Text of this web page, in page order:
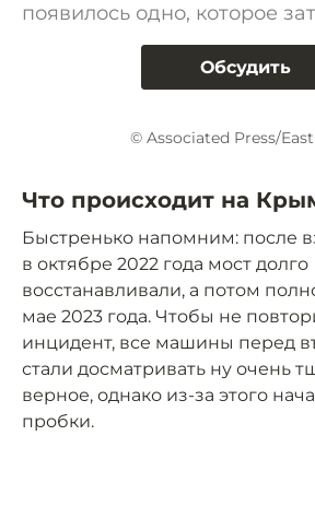
появилось одно, которое
Обсудить
© Associated Press/
Что происходит на
Быстренько напомним: после
в октябре 2022 года мост долго
восстанавливали, а потом
мае 2023 года. Чтобы не
инцидент, все машины перед
стали досматривать ну очень
верное, однако из-за этого
пробки.